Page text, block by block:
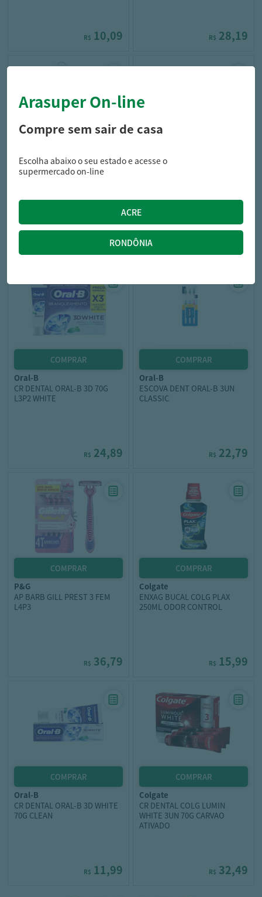
R$ 10,09 R$ 28,19
condor
KIT ESCOVA DENT+GEL
28,99
oral-b
CR DENTAL ORAL-B 3D 70G
L3P2 WHITE
R$ 24,89
oral-b
ESCOVA DENT ORAL-B 3UN
CLASSIC
R$ 22,79
p&g
AP BARB GILL PREST 3 FEM
L4P3
R$ 36,79
colgate
ENXAG BUCAL COLG PLAX
250ML ODOR CONTROL
R$ 15,99
oral-b
CR DENTAL ORAL-B 3D WHITE
70G CLEAN
R$ 11,99
colgate
CR DENTAL COLG LUMIN
WHITE 3UN 70G CARVAO
ATIVADO
R$ 32,49
Arasuper On-line
Compre sem sair de casa
Escolha abaixo o seu estado e acesse o
supermercado on-line